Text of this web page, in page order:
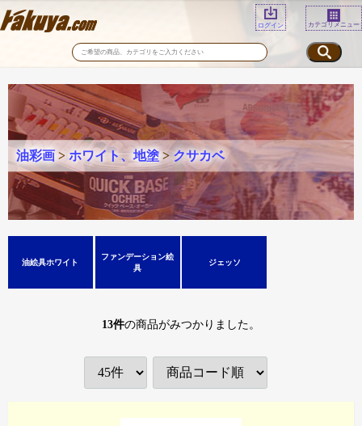
ログイン カテゴリメニュー
油彩画 > ホワイト、地塗 >クサカベ
油絵具ホワイト
ファンデーション絵
具
ジェッソ
13件の商品がみつかりました。